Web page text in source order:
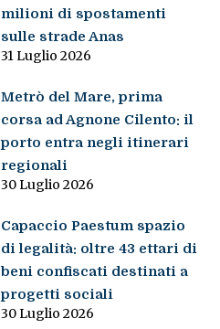
milioni di spostamenti
sulle strade Anas
31 Luglio 2026
Metrò del Mare, prima
corsa ad Agnone Cilento: il
porto entra negli itinerari
regionali
30 Luglio 2026
Capaccio Paestum spazio
di legalità: oltre 43 ettari di
beni confiscati destinati a
progetti sociali
30 Luglio 2026